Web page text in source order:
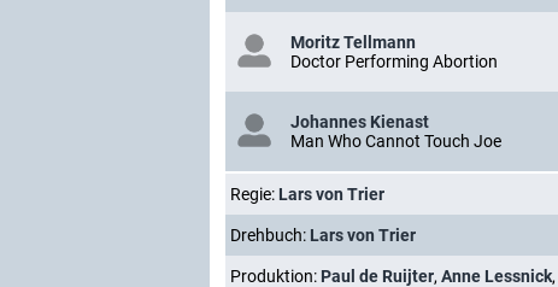
Moritz Tellmann
Doctor Performing Abortion
Johannes Kienast
Man Who Cannot Touch Joe
Regie: Lars von Trier
Drehbuch: Lars von Trier
Produktion: Paul de Ruijter, Anne Lessnick,